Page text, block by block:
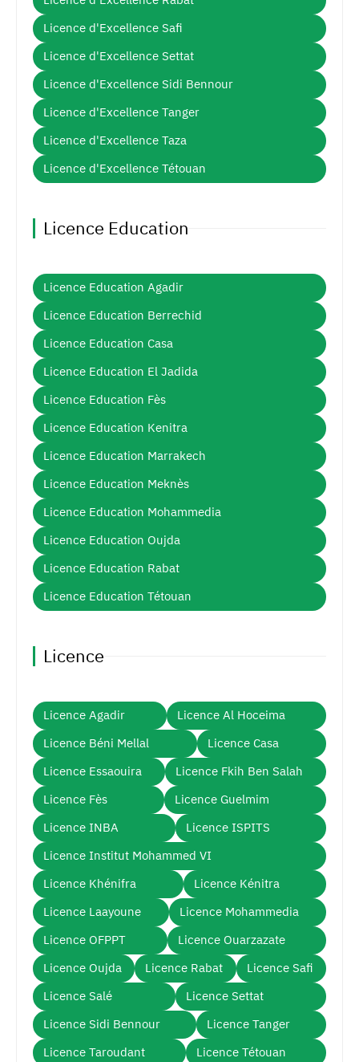
Licence d'Excellence Safi
Licence d'Excellence Settat
Licence d'Excellence Sidi Bennour
Licence d'Excellence Tanger
Licence d'Excellence Taza
Licence d'Excellence Tétouan
Licence Education
Licence Education Agadir
Licence Education Berrechid
Licence Education Casa
Licence Education El Jadida
Licence Education Fès
Licence Education Kenitra
Licence Education Marrakech
Licence Education Meknès
Licence Education Mohammedia
Licence Education Oujda
Licence Education Rabat
Licence Education Tétouan
Licence
Licence Agadir
Licence Al Hoceima
Licence Béni Mellal
Licence Casa
Licence Essaouira
Licence Fkih Ben Salah
Licence Fès
Licence Guelmim
Licence INBA
Licence ISPITS
Licence Institut Mohammed VI
Licence Khénifra
Licence Kénitra
Licence Laayoune
Licence Mohammedia
Licence OFPPT
Licence Ouarzazate
Licence Oujda
Licence Rabat
Licence Safi
Licence Salé
Licence Settat
Licence Sidi Bennour
Licence Tanger
Licence Taroudant
Licence Tétouan